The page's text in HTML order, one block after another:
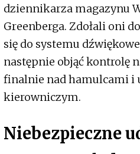
dziennikarza magazynu
Greenberga. Zdołali oni
się do systemu
następnie objąć kontrolę
finalnie nad hamulcami i
kierowniczym.
Niebezpieczne